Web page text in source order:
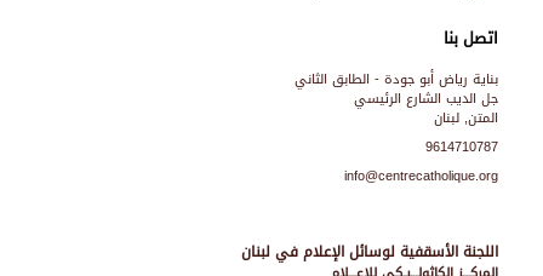
اللجنة الأسقفية لوسائل الإعلام في لبنان
اتصل بنا
بناية رياض أبو جودة - الطابق الثاني
جل الديب الشارع الرئيسي
المتن, لبنان
9614710787
info@centrecatholique.org